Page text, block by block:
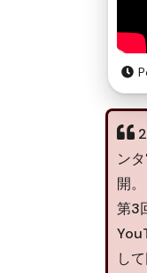
ン
開
第3
し